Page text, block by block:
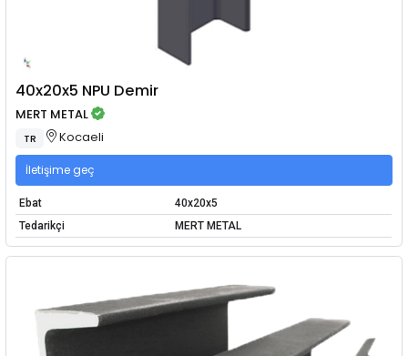
40x20x5 NPU Demir
MERT METAL
TR Kocaeli
İletişime geç
Ebat
40x20x5
Tedarikçi
MERT METAL